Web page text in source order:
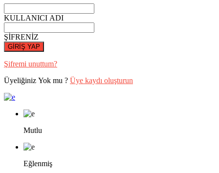
KULLANICI ADI
ŞİFRENİZ
GİRİŞ YAP
Şifremi unuttum?
Üyeliğiniz Yok mu ? Üye kaydı oluşturun
Mutlu
Eğlenmiş